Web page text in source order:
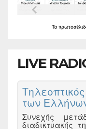
Τα
LIVE